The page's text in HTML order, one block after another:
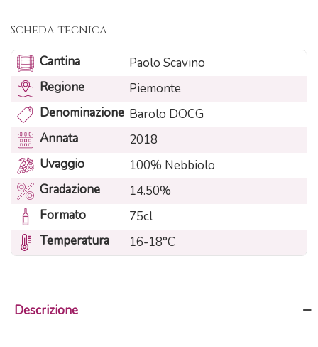
Scheda tecnica
Cantina
Paolo Scavino
Regione
Piemonte
Denominazione Barolo DOCG
Annata
2018
Uvaggio
100% Nebbiolo
Gradazione
14.50%
Formato
75cl
Temperatura
16-18°C
Descrizione